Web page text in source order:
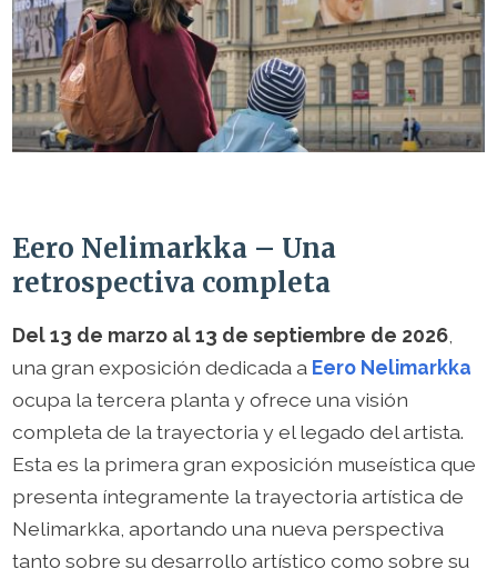
Eero Nelimarkka – Una
retrospectiva completa
Del 13 de marzo al 13 de septiembre de 2026
una gran exposición dedicada a Eero Nelimarkka
ocupa la tercera planta y ofrece una visión
completa de la trayectoria y el legado del artista.
Esta es la primera gran exposición museística que
presenta íntegramente la trayectoria artística de
Nelimarkka, aportando una nueva perspectiva
tanto sobre su desarrollo artístico como sobre su